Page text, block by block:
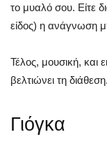
το μυαλό σου. Είτε
είδος) η ανάγνωση
Τέλος, μουσική, και
βελτιώνει τη διάθεση.
Γιόγκα